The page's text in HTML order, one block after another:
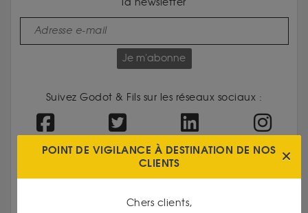
Je m'abonne
Suivez Godot & Fils sur les réseaux sociaux :
POINT DE VIGILANCE À DESTINATION DE NOS
CLIENTS
Chers clients,